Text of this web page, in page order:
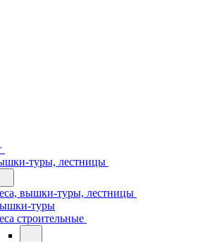
туры, лестницы
вышки-туры, лестницы
туры
строительные